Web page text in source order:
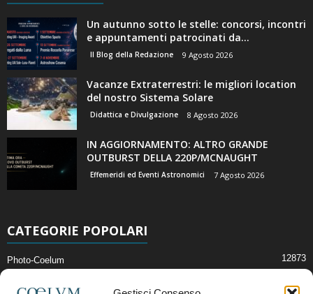
Un autunno sotto le stelle: concorsi, incontri
e appuntamenti patrocinati da...
Il Blog della Redazione 9 Agosto 2026
Vacanze Extraterrestri: le migliori location
del nostro Sistema Solare
Didattica e Divulgazione 8 Agosto 2026
IN AGGIORNAMENTO: ALTRO GRANDE
OUTBURST DELLA 220P/MCNAUGHT
Effemeridi ed Eventi Astronomici 7 Agosto 2026
CATEGORIE POPOLARI
Photo-Coelum 12873